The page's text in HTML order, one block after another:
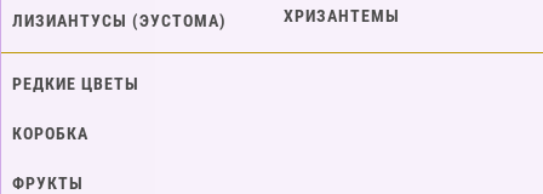
ЛИЗИАНТУСЫ (ЭУСТОМА) ХРИЗАНТЕМЫ
РЕДКИЕ ЦВЕТЫ
КОРОБКА
ФРУКТЫ